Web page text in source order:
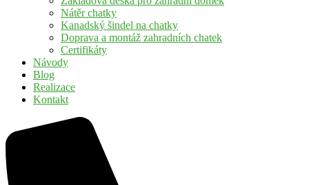
Nátěr chatky
Kanadský šindel na chatky
Doprava a montáž zahradních chatek
Certifikáty
Návody
Blog
Realizace
Kontakt